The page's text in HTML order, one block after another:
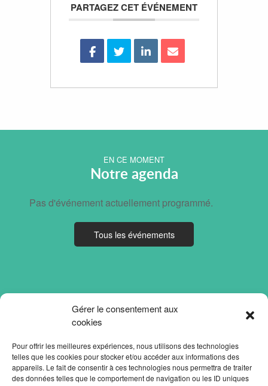
Gérer le consentement aux
cookies
Pour offrir les meilleures expériences, nous utilisons des technologies
telles que les cookies pour stocker et/ou accéder aux informations des
appareils. Le fait de consentir à ces technologies nous permettra de traiter
des données telles que le comportement de navigation ou les ID uniques
PARTAGEZ CET ÉVÉNEMENT
EN CE MOMENT
Notre agenda
Pas d'événement actuellement programmé.
Tous les événements